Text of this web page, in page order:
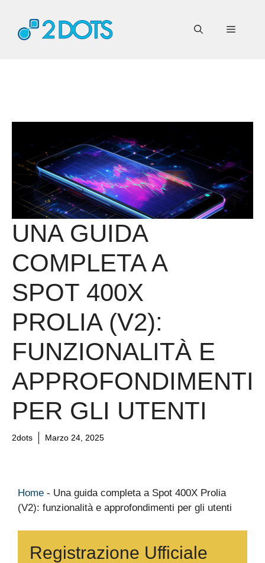
contenuto
Menu
UNA GUIDA
COMPLETA A
SPOT 400X
PROLIA (V2):
FUNZIONALITÀ E
APPROFONDIMENTI
PER GLI UTENTI
2dots Marzo 24, 2025
Home - Una guida completa a Spot 400X Prolia
(V2): funzionalità e approfondimenti per gli utenti
Registrazione Ufficiale